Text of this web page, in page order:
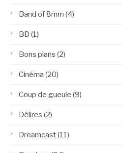
Band of 8mm (4)
BD (1)
Bons plans (2)
Cinéma (20)
Coup de gueule (9)
Délires (2)
Dreamcast(11)